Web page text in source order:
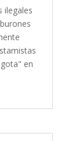
ilegales
en